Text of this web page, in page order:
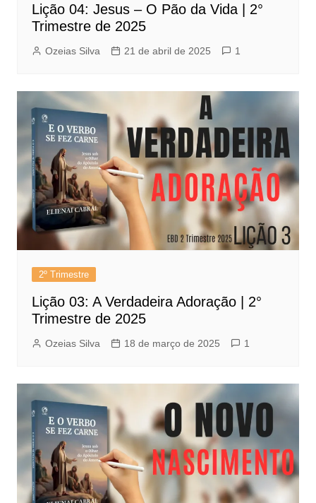
Lição 04: Jesus – O Pão da Vida | 2°
Trimestre de 2025
Ozeias Silva 21 de abril de 2025 1
2º Trimestre
Lição 03: A Verdadeira Adoração | 2°
Trimestre de 2025
Ozeias Silva 18 de março de 2025 1